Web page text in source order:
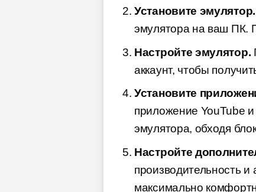
Установите эмулятор.
эмулятора на ваш ПК.
Настройте эмулятор.
аккаунт, чтобы
Установите
приложение YouTube и
эмулятора, обходя
Настройте
производительность
максимально